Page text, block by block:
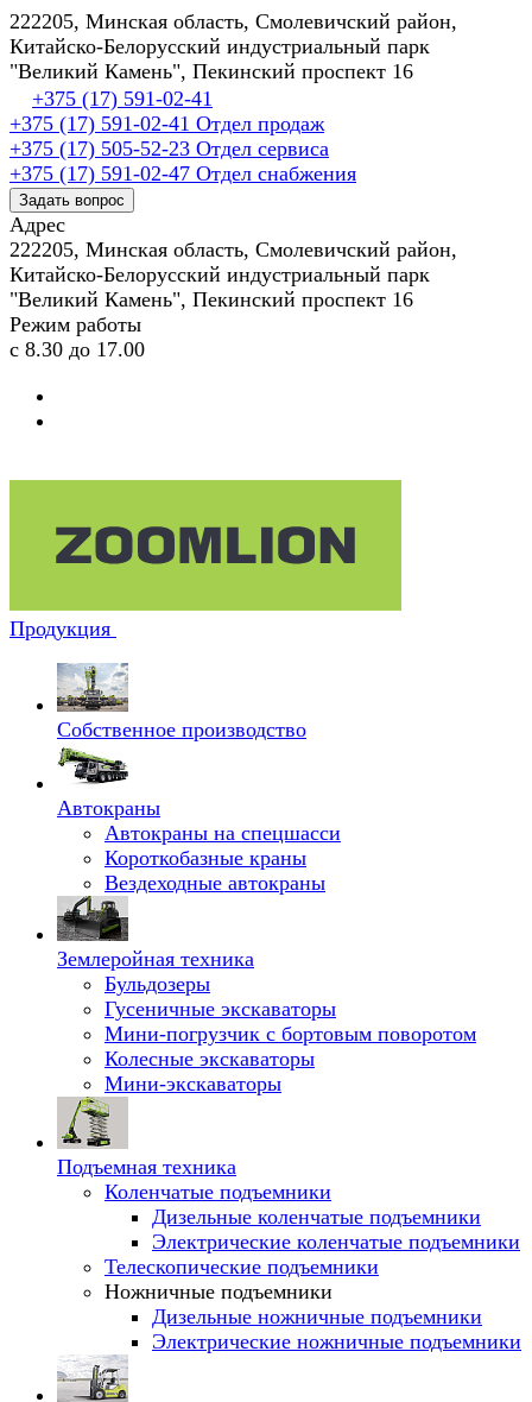
222205, Минская область, Смолевичский район,
Китайско-Белорусский индустриальный парк
"Великий Камень", Пекинский проспект 16
+375 (17) 591-02-41
+375 (17) 591-02-41 Отдел продаж
+375 (17) 505-52-23 Отдел сервиса
+375 (17) 591-02-47 Отдел снабжения
Задать вопрос
Адрес
222205, Минская область, Смолевичский район,
Китайско-Белорусский индустриальный парк
"Великий Камень", Пекинский проспект 16
Режим работы
с 8.30 до 17.00
Продукция
Собственное производство
Автокраны
Автокраны на спецшасси
Короткобазные краны
Вездеходные автокраны
Землеройная техника
Бульдозеры
Гусеничные экскаваторы
Мини-погрузчик с бортовым поворотом
Колесные экскаваторы
Мини-экскаваторы
Подъемная техника
Коленчатые подъемники
Дизельные коленчатые подъемники
Электрические коленчатые подъемники
Телескопические подъемники
Ножничные подъемники
Дизельные ножничные подъемники
Электрические ножничные подъемники